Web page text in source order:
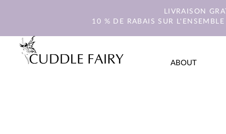
LIVRAISON
10 % DE RABAIS SUR
ABOUT